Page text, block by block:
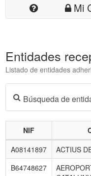
Mi
Entidades
Listado de entidades
Búsqueda de
Listado
de
entidades
NIF
A08141897
ACTIUS
B64748627